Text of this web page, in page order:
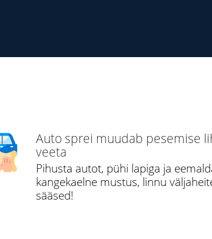
Auto sprei muudab pesemise
veeta
Pihusta autot, pühi lapiga ja
kangekaelne mustus, linnu
sääsed!